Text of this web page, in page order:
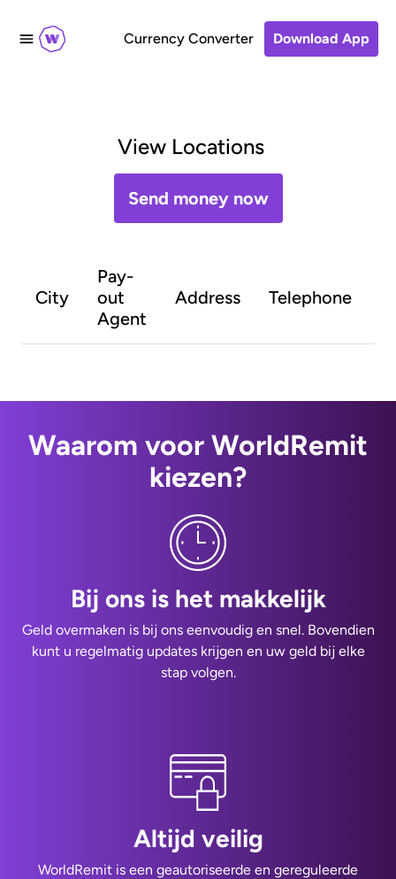
Currency Converter Download App
View Locations
Send money now
City
Pay-
out
Agent
Address Telephone
Waarom voor WorldRemit
kiezen?
Bij ons is het makkelijk
Geld overmaken is bij ons eenvoudig en snel. Bovendien
kunt u regelmatig updates krijgen en uw geld bij elke
stap volgen.
Altijd veilig
WorldRemit is een geautoriseerde en gereguleerde